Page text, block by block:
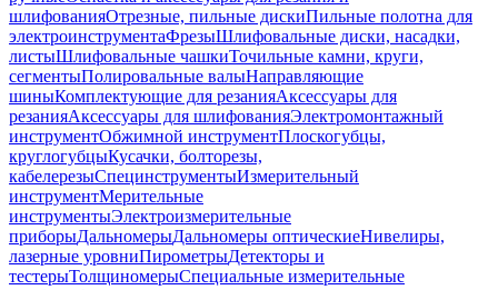
шлифованияОтрезные, пильные дискиПильные полотна для
электроинструментаФрезыШлифовальные диски, насадки,
листыШлифовальные чашкиТочильные камни, круги,
сегментыПолировальные валыНаправляющие
шиныКомплектующие для резанияАксессуары для
резанияАксессуары для шлифованияЭлектромонтажный
инструментОбжимной инструментПлоскогубцы,
круглогубцыКусачки, болторезы,
кабелерезыСпецинструментыИзмерительный
инструментМерительные
инструментыЭлектроизмерительные
приборыДальномерыДальномеры оптическиеНивелиры,
лазерные уровниПирометрыДетекторы и
тестерыТолщиномерыСпециальные измерительные